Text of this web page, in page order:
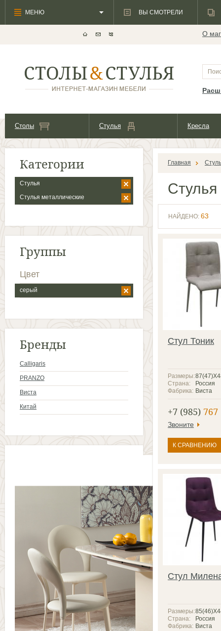
О
Столы Стулья Кресла
Категории
Стулья
Стулья металлические
Группы
Цвет
серый
Бренды
Calligaris
PRANZO
Виста
Китай
Главная
Стулья
НАЙДЕНО: 63
Стул Тоник
Размеры:
Россия
Страна:
Виста
Фабрика:
+7 (985) 767
Звоните
К СРАВНЕНИЮ
Стул
Размеры:
Россия
Страна:
Виста
Фабрика:
МЕНЮ ВЫ СМОТРЕЛИ